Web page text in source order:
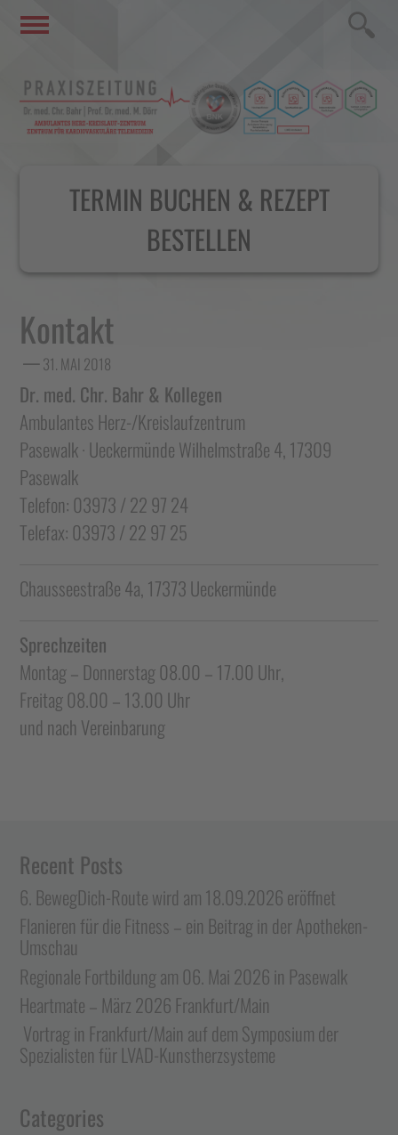
TERMIN BUCHEN & REZEPT
BESTELLEN
Kontakt
31. MAI 2018
Dr. med. Chr. Bahr & Kollegen
Ambulantes Herz-/Kreislaufzentrum
Pasewalk · Ueckermünde Wilhelmstraße 4, 17309
Pasewalk
Telefon: 03973 / 22 97 24
Telefax: 03973 / 22 97 25
Chausseestraße 4a, 17373 Ueckermünde
Sprechzeiten
Montag – Donnerstag 08.00 – 17.00 Uhr,
Freitag 08.00 – 13.00 Uhr
und nach Vereinbarung
Recent Posts
6. BewegDich-Route wird am 18.09.2026 eröffnet
Flanieren für die Fitness – ein Beitrag in der Apotheken-
Umschau
Regionale Fortbildung am 06. Mai 2026 in Pasewalk
Heartmate – März 2026 Frankfurt/Main
Vortrag in Frankfurt/Main auf dem Symposium der
Spezialisten für LVAD-Kunstherzsysteme
Categories